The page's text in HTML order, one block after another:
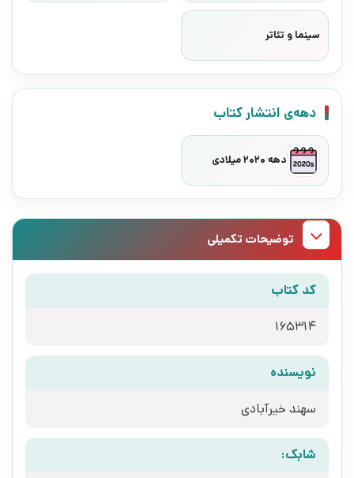
سینما و تئاتر
دهه‌ی انتشار کتاب
دهه 2020 میلادی
توضیحات تکمیلی
کد کتاب
165314
نویسنده
سهند خیرآبادی
شابک: